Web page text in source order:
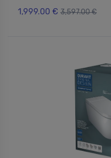
1,999.00 € 3,597.00 €